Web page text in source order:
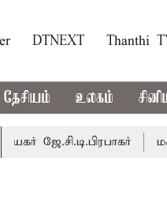
DTNEXT Thanthi
தேசியம் உலகம்
மக்களின்